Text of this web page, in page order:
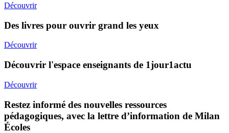
Découvrir
Des livres pour ouvrir grand les yeux
Découvrir
Découvrir l'espace enseignants de 1jour1actu
Découvrir
Restez informé des nouvelles ressources
pédagogiques, avec la lettre d’information de Milan
Écoles